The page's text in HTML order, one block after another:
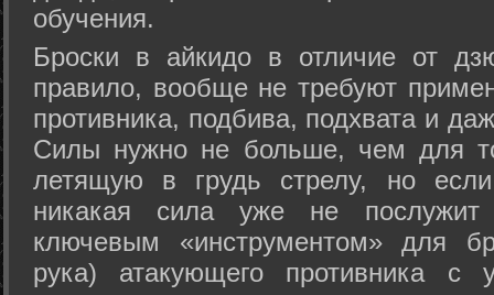
обучения.
Броски в айкидо в отличие от
правило, вообще не требуют
противника, подбива, подхвата и
Силы нужно не больше, чем для
летящую в грудь стрелу, но
никакая сила уже не
ключевым «инструментом» для
рука) атакующего противника с